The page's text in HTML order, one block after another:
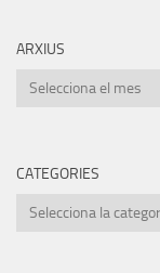
ARXIUS
Arxius
CATEGORIES
Categories